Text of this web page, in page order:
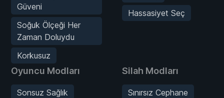
Güveni
Soğuk Ölçeği Her
Zaman Doluydu
Korkusuz
Hassasiyet Seç
Oyuncu Modları
Sonsuz Sağlık
Silah Modları
Sınırsız Cephane